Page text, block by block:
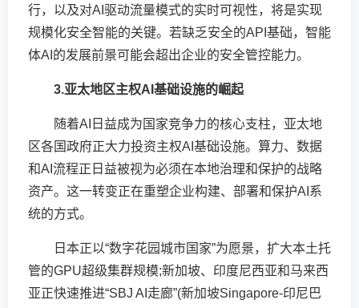
行，以及对AI驱动流量模式的实时可视性，将是实现
规模化安全智能的关键。若缺乏安全的API基础，智能
体AI的发展前景可能会超出企业的安全管控能力。
3.亚太地区主权AI基础设施的崛起
随着AI日益成为国家竞争力的核心支柱，亚太地
区各国政府正大力投资主权AI基础设施。算力、数据
和AI流程正日益被视为必须在本地治理和保护的战略
资产。这一转变正在重塑企业构建、部署和保护AI系
统的方式。
日本正以“数字花园城市国家”为愿景，扩大本土托
管的GPU超级集群规模;新加坡、印度尼西亚和马来西
亚正快速推进“SBJ AI走廊”(新加坡Singapore-印尼巴